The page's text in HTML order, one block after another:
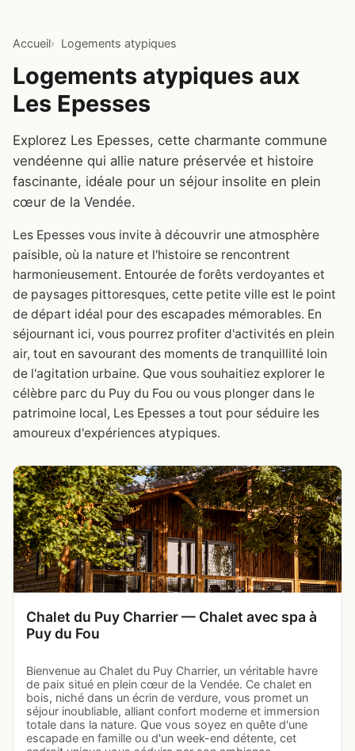
Accueil Logements atypiques
Logements atypiques aux
Les Epesses
Explorez Les Epesses, cette charmante commune
vendéenne qui allie nature préservée et histoire
fascinante, idéale pour un séjour insolite en plein
cœur de la Vendée.
Les Epesses vous invite à découvrir une atmosphère
paisible, où la nature et l'histoire se rencontrent
harmonieusement. Entourée de forêts verdoyantes et
de paysages pittoresques, cette petite ville est le point
de départ idéal pour des escapades mémorables. En
séjournant ici, vous pourrez profiter d'activités en plein
air, tout en savourant des moments de tranquillité loin
de l'agitation urbaine. Que vous souhaitiez explorer le
célèbre parc du Puy du Fou ou vous plonger dans le
patrimoine local, Les Epesses a tout pour séduire les
amoureux d'expériences atypiques.
Chalet du Puy Charrier — Chalet avec spa à
Puy du Fou
Bienvenue au Chalet du Puy Charrier, un véritable havre
de paix situé en plein cœur de la Vendée. Ce chalet en
bois, niché dans un écrin de verdure, vous promet un
séjour inoubliable, alliant confort moderne et immersion
totale dans la nature. Que vous soyez en quête d'une
escapade en famille ou d'un week-end détente, cet